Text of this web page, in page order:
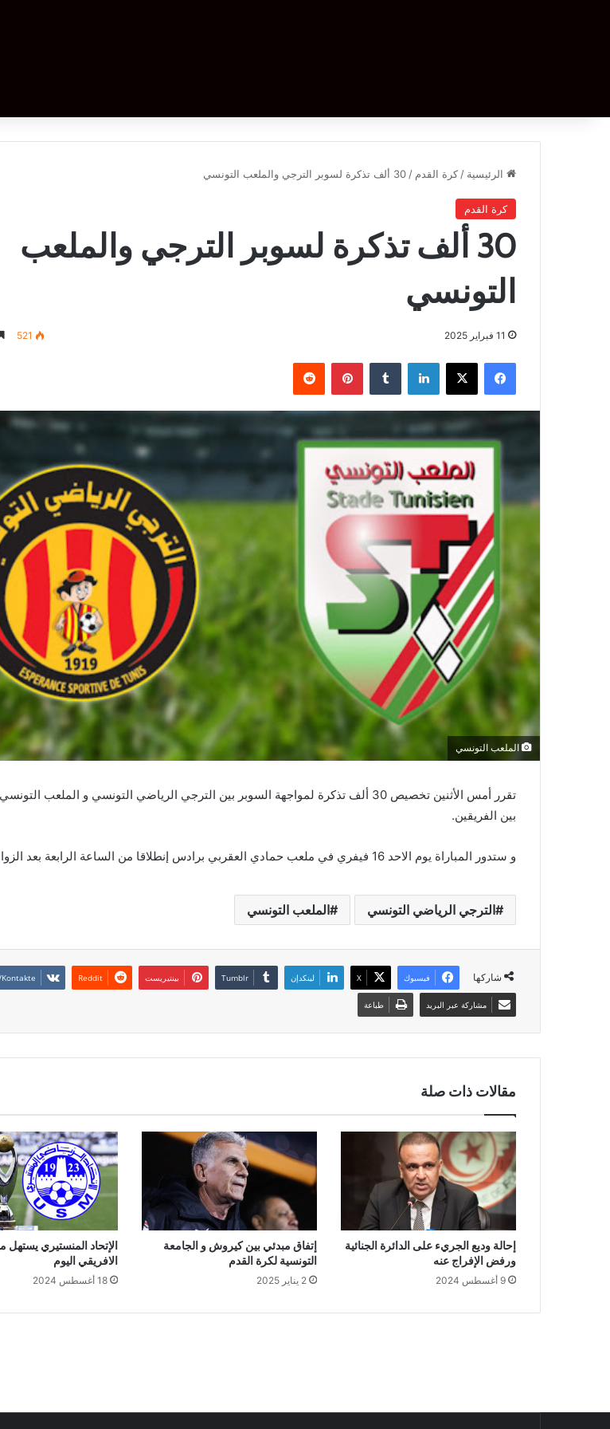
الرئيسية / كرة القدم / 30 ألف تذكرة لسوبر الترجي والملعب التونسي
كرة القدم
30 ألف تذكرة لسوبر الترجي والملعب
التونسي
11 فبراير 2025 521
فيسبوك ‫X لينكدإن بينتيريست
الملعب التونسي
تقرر أمس الأثنين تخصيص 30 ألف تذكرة لمواجهة السوبر بين الترجي الرياضي التونسي و الملعب
بين الفريقين.
و ستدور المباراة يوم الاحد 16 فيفري في ملعب حمادي العقربي برادس إنطلاقا من الساعة الرابعة بعد الزوال.
الترجي الرياضي التونسي الملعب التونسي
شاركها فيسبوك ‫X لينكدإن بينتيريست
مشاركة عبر البريد طباعة
مقالات ذات صلة
إحالة وديع الجريء على الدائرة الجنائية
ورفض الإفراج عنه
9 أغسطس 2024
إتفاق مبدئي بين كيروش و الجامعة
التونسية لكرة القدم
2 يناير 2025
الإتحاد المنستيري يستهل
الافريقي اليوم
18 أغسطس 2024